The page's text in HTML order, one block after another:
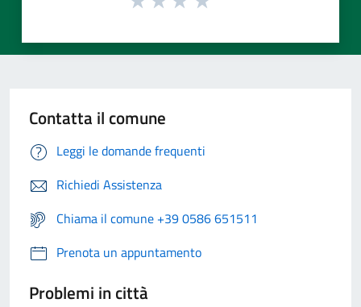
Contatta il comune
Leggi le domande frequenti
Richiedi Assistenza
Chiama il comune +39 0586 651511
Prenota un appuntamento
Problemi in città